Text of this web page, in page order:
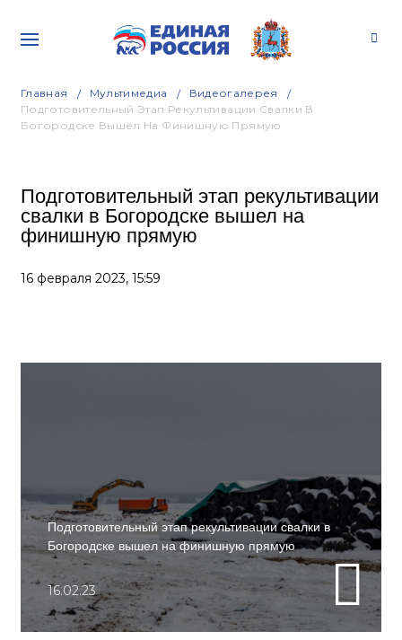
Главная Мультимедиа
Видеогалерея
Подготовительный Этап Рекультивации Свалки В
Богородске Вышел На Финишную Прямую
Подготовительный этап рекультивации
свалки в Богородске вышел на
финишную прямую
16 февраля 2023, 15:59
Подготовительный этап рекультивации свалки в
Богородске вышел на финишную прямую
16.02.23